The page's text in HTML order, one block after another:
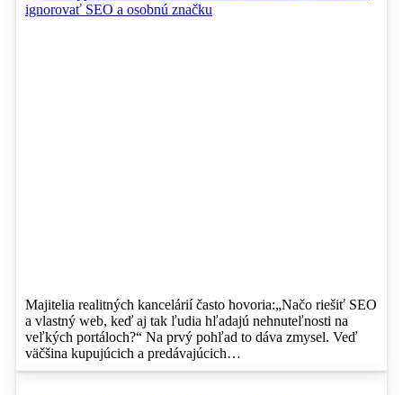
Majitelia realitných kancelárií často hovoria:„Načo riešiť SEO
a vlastný web, keď aj tak ľudia hľadajú nehnuteľnosti na
veľkých portáloch?“ Na prvý pohľad to dáva zmysel. Veď
väčšina kupujúcich a predávajúcich…